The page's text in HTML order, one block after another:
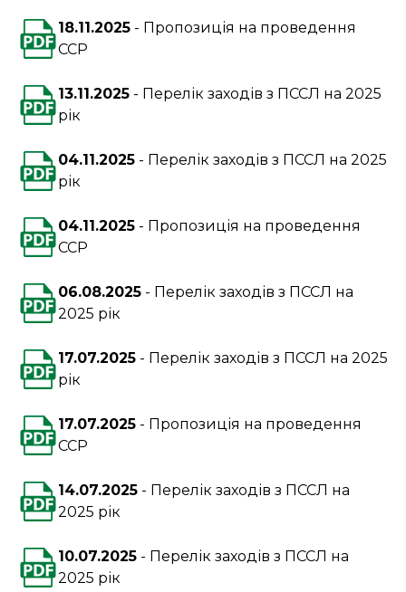
18.11.2025
Пропозиція на проведення
ССР
13.11.2025
Перелік заходів з ПССЛ на 2025
рік
04.11.2025
Перелік заходів з ПССЛ на 2025
рік
04.11.2025
Пропозиція на проведення
ССР
06.08.2025
Перелік заходів з ПССЛ на
2025 рік
17.07.2025
Перелік заходів з ПССЛ на 2025
рік
17.07.2025
Пропозиція на проведення
ССР
14.07.2025
Перелік заходів з ПССЛ на
2025 рік
10.07.2025
Перелік заходів з ПССЛ на
2025 рік